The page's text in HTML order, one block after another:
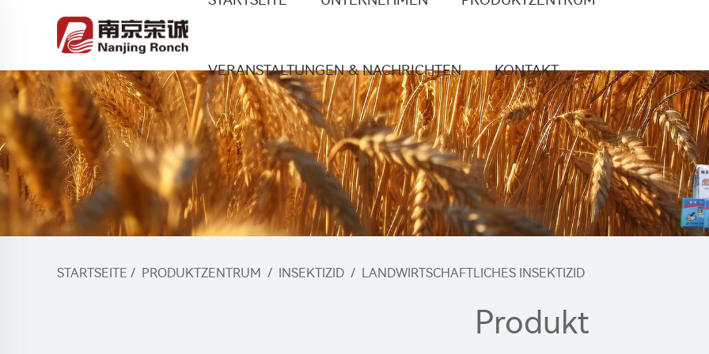
VERANSTALTUNGEN & NACHRICHTEN KONTAKT
STARTSEITE / PRODUKTZENTRUM / INSEKTIZID / LANDWIRTSCHAFTLICHES INSEKTIZID
Produkt